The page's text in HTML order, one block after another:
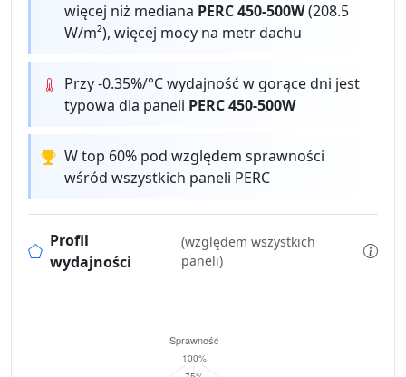
więcej niż mediana PERC 450-500W(208.5
W/m²), więcej mocy na metr dachu
Przy -0.35%/°C wydajność w gorące dni jest
typowa dla paneli PERC 450-500W
W top 60% pod względem sprawności
wśród wszystkich paneli PERC
Profil
wydajności
(względem wszystkich
paneli)